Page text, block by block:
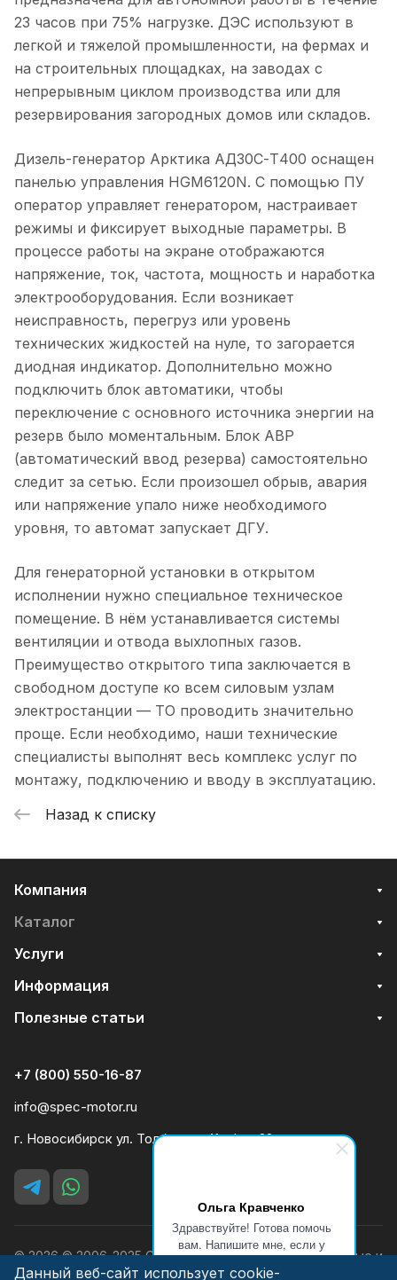
Ольга Кравченко
Здравствуйте! Готова помочь
вам. Напишите мне, если у
вас появятся вопросы.
23 часов при 75% нагрузке. ДЭС используют в
легкой и тяжелой промышленности, на фермах и
на строительных площадках, на заводах с
непрерывным циклом производства или для
резервирования загородных домов или складов.
Дизель-генератор Арктика АД30С-Т400 оснащен
панелью управления HGM6120N. С помощью ПУ
оператор управляет генератором, настраивает
режимы и фиксирует выходные параметры. В
процессе работы на экране отображаются
напряжение, ток, частота, мощность и наработка
электрооборудования. Если возникает
неисправность, перегруз или уровень
технических жидкостей на нуле, то загорается
диодная индикатор. Дополнительно можно
подключить блок автоматики, чтобы
переключение с основного источника энергии на
резерв было моментальным. Блок АВР
(автоматический ввод резерва) самостоятельно
следит за сетью. Если произошел обрыв, авария
или напряжение упало ниже необходимого
уровня, то автомат запускает ДГУ.
Для генераторной установки в открытом
исполнении нужно специальное техническое
помещение. В нём устанавливается системы
вентиляции и отвода выхлопных газов.
Преимущество открытого типа заключается в
свободном доступе ко всем силовым узлам
электростанции — ТО проводить значительно
проще. Если необходимо, наши технические
специалисты выполнят весь комплекс услуг по
монтажу, подключению и вводу в эксплуатацию.
Назад к списку
Компания
Каталог
Услуги
Информация
Полезные статьи
+7 (800) 550-16-87
info@spec-motor.ru
г. Новосибирск ул. Толбухина 41 офис 22
© 2026 © 2006-2025 ООО «Силовая Техника» Дизельные и
бензиновые генераторы, мотопомпы.
Данный веб-сайт использует cookie-